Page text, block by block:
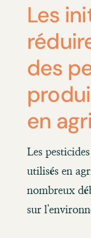
Les
des
en
Les
utilisés en
nombreux
sur